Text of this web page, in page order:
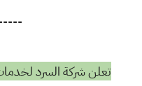
تعلن شركة السرد